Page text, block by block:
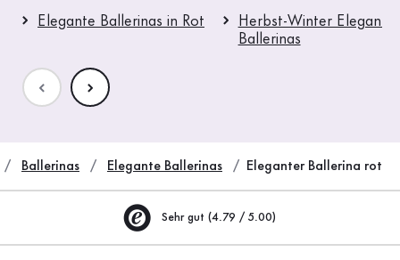
Elegante Ballerinas in Rot
Herbst-Winter Elegante
Ballerinas
Ballerinas Elegante Ballerinas Eleganter Ballerina rot
Sehr gut (4.79 / 5.00)